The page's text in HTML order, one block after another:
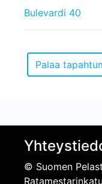
Bulevardi 40
© Suomen